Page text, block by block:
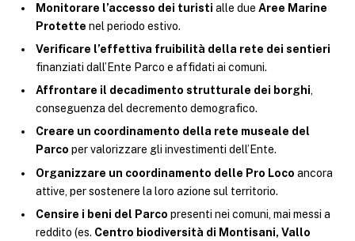
Monitorare l’accesso dei turisti alle due Aree Marine
Protette nel periodo estivo.
Verificare l’effettiva fruibilità della rete dei sentieri
finanziati dall’Ente Parco e affidati ai comuni.
Affrontare il decadimento strutturale dei borghi,
conseguenza del decremento demografico.
Creare un coordinamento della rete museale del
Parco per valorizzare gli investimenti dell’Ente.
Organizzare un coordinamento delle Pro Loco ancora
attive, per sostenere la loro azione sul territorio.
Censire i beni del Parco presenti nei comuni, mai messi a
reddito (es. Centro biodiversità di Montisani, Vallo